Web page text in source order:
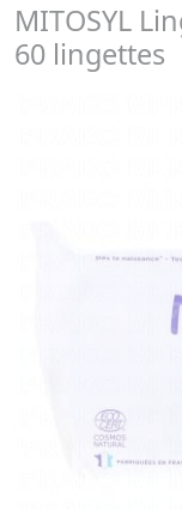
MITOSYL
60 lingettes